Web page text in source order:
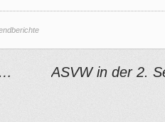
ASVW in der 2.